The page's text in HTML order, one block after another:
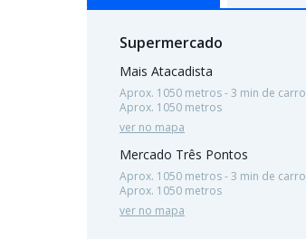
Supermercado
Mais Atacadista
Aprox. 1050 metros - 3 min de carro
Aprox. 1050 metros
ver no mapa
Mercado Três Pontos
Aprox. 1050 metros - 3 min de carro
Aprox. 1050 metros
ver no mapa